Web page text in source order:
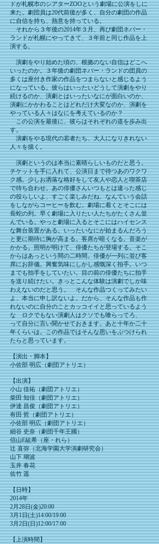
ドが札幌市のシアターZOOという劇場に公演をしに
来た。劇団員は20代前後が多く、自分の劇団の作品
に自信を持ち、熱意を持っている。
それから３年後の2014年３月、再び劇団ネバー・
ランドが札幌にやってきて、３年前と同じ作品を上
演する。
演劇をやり始めた頃の、根拠のない自信はどこへ
いったのか。３年後の劇団ネバー・ランドの団員の
多くは座付き作家の作品をつまらないと感じるよう
になっている。彼らはいったいどうして演劇をやり
続けるのか、演劇とはいったいなにが面白いのか、
演劇にかかわることはどれだけ大変なのか、演劇を
やっている人々はなにを考えているのか？
この公演を最後に、彼らはそれぞれの道を歩み出
す。
演劇をやる現代の若者たち、大人になりきれない
人々を描く。
演劇というのは本当に素晴らしいものだと思う。
チケットを手に入れて、公演日まで待つあのワクワ
ク感。少しお洒落な格好をして友人や恋人と喫茶店
で待ち合わせ。あの俳優さんいつもとは違った感じ
の役らしいよ、すごく楽しみだね、なんていう会話
をしながらコーヒーを飲む。劇場に着くとそこには
長蛇の列。早く劇場に入りたい人たちがたくさん並
んでいる。やっと劇場に入るとそこにはハイセンス
な舞台装置がある。いったいなにが始まるんだろう
と更に期待に胸が高まる。客席が暗くなる。音楽が
かかる。照明が明けて、俳優たちが登場する。そこ
からはあっという間の二時間。俳優が一列に並び客
席にお辞儀。興奮気味にしかし感慨深く拍手。いつ
までも拍手をしていたい。目の前の俳優たちに拍手
を送り続けたい。きっとこんな体験は演劇でしか味
わえないのだと思う。 そんな作品つくってみたい
よ、本当に申し訳ないよ。だから、そんな作品も作
れないのに自分のことカッコイイと思っているよう
な ロクでもない演劇人はクソでも喰らってろ、
って自分に言い聞かせておきます。あと十年か二十
年くらいは。この作品ではそんな思いをぶつけられ
たらと思っています。
【演出・脚本】
小佐部 明広（劇団アトリエ）
【出演】
小山 佳祐（劇団アトリエ）
柴田 知佳（劇団アトリエ）
伊達 昌俊（劇団アトリエ）
有田 哲（劇団アトリエ）
小佐部 明広（劇団アトリエ）
細谷 史奈（劇団千年王國）
信山E紘希（座・れら）
辻 直弥（北海学園大学演劇研究会）
山下 瑚波
玉井 春花
佐竹 遥
【日時】
2014年
2月28日(金)20:00
3月1日(土)14:00/19:00
3月2日(日)12:00/17:00
【上演時間】